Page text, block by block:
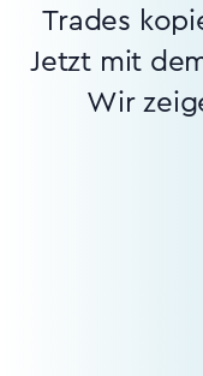
Trades
Jetzt mit
Wir